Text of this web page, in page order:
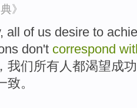
》
, all of us desire to
don't correspond
， 我们所有人都渴望成功
致。